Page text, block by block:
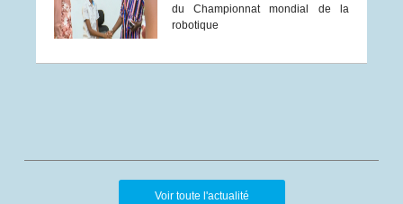
du Championnat mondial de la
robotique
Voir toute l'actualité